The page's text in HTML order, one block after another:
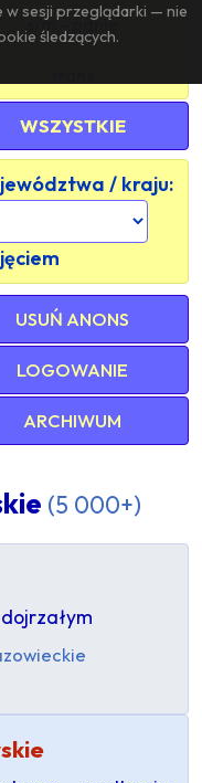
w sesji przeglądarki — nie
śledzących.
s/m - panie
WSZYSTKIE
/ kraju:
USUŃ ANONS
LOGOWANIE
ARCHIWUM
(5 000+)